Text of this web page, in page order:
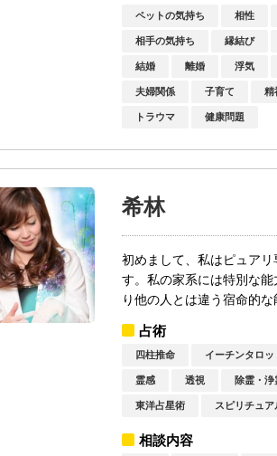
ペットの気持ち 相性
相手の気持ち 縁結び
結婚 離婚 浮気
夫婦関係 子育て 精
トラウマ 健康問題
希林
初めまして、私はピュア
す。私の家系には特別な
り他の人とは違う宿命的
占術
四柱推命 イーチンタロッ
霊感 透視 除霊・浄
東洋占星術 スピリチュ
相談内容